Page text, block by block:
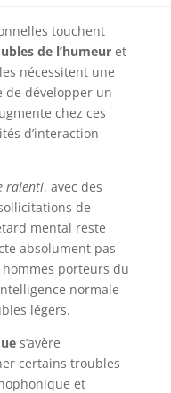
touchent
de l’humeuret
nécessitent une
de développer un
chez ces
d’interaction
ralenti, avec des
de
mental reste
absolument pas
porteurs du
normale
légers.
s’avère
certains troubles
et